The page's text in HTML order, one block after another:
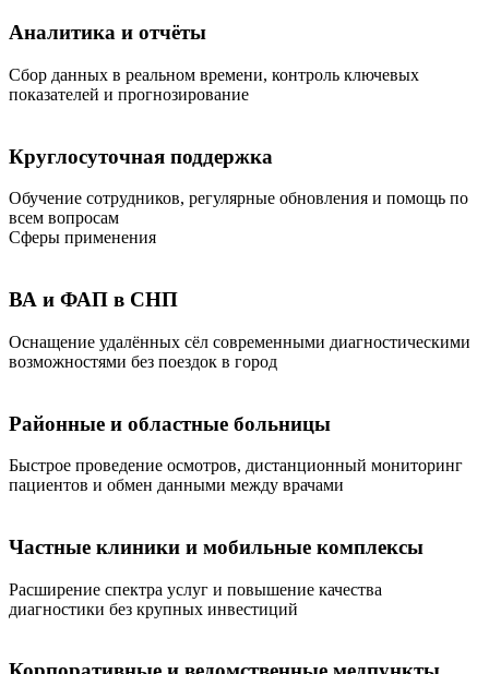
Аналитика и отчёты
Сбор данных в реальном времени, контроль ключевых
показателей и прогнозирование
Круглосуточная поддержка
Обучение сотрудников, регулярные обновления и помощь по
всем вопросам
Сферы применения
ВА и ФАП в СНП
Оснащение удалённых сёл современными диагностическими
возможностями без поездок в город
Районные и областные больницы
Быстрое проведение осмотров, дистанционный мониторинг
пациентов и обмен данными между врачами
Частные клиники и мобильные комплексы
Расширение спектра услуг и повышение качества
диагностики без крупных инвестиций